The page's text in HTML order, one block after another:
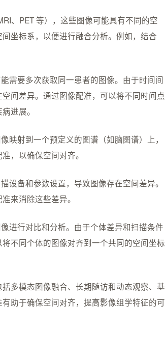
、PET 等），这些图像可能具有不同的空
坐标系，以便进行融合分析。例如，结合
需要多次获取同一患者的图像。由于时间间
间差异。通过图像配准，可以将不同时间点
进展。
映射到一个预定义的图谱（如脑图谱）上，
，以确保空间对齐。
设备和参数设置，导致图像存在空间差异。
来消除这些差异。
进行对比和分析。由于个体差异和扫描条件
不同个体的图像对齐到一个共同的空间坐标
多模态图像融合、长期随访和动态观察、基
助于确保空间对齐，提高影像组学特征的可